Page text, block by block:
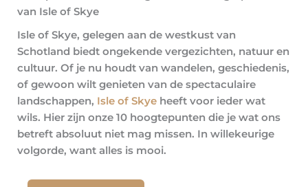
van Isle of Skye
Isle of Skye, gelegen aan de westkust van
Schotland biedt ongekende vergezichten, natuur en
cultuur. Of je nu houdt van wandelen, geschiedenis,
of gewoon wilt genieten van de spectaculaire
landschappen, Isle of Skye heeft voor ieder wat
wils. Hier zijn onze 10 hoogtepunten die je wat ons
betreft absoluut niet mag missen. In willekeurige
volgorde, want alles is mooi.